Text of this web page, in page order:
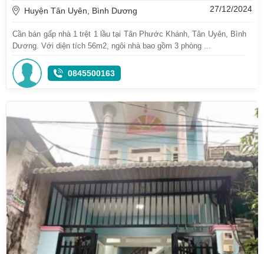
Huyện Tân Uyên, Bình Dương 27/12/2024
Cần bán gấp nhà 1 trệt 1 lầu tại Tân Phước Khánh, Tân Uyên, Bình
Dương. Với diện tích 56m2, ngôi nhà bao gồm 3 phòng ...
0845500163